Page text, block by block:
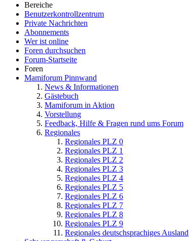
Bereiche
Benutzerkontrollzentrum
Private Nachrichten
Abonnements
Wer ist online
Foren durchsuchen
Forum-Startseite
Foren
Mamiforum Pinnwand
News & Informationen
Gästebuch
Mamiforum in Aktion
Vorstellung
Feedback, Hilfe & Fragen rund ums Forum
Regionales
Regionales PLZ 0
Regionales PLZ 1
Regionales PLZ 2
Regionales PLZ 3
Regionales PLZ 4
Regionales PLZ 5
Regionales PLZ 6
Regionales PLZ 7
Regionales PLZ 8
Regionales PLZ 9
Regionales deutschsprachiges Ausland